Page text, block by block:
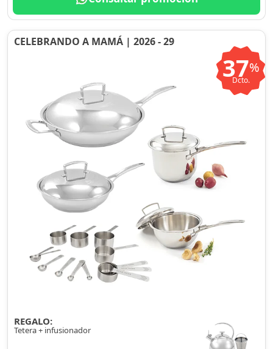
CELEBRANDO A MAMÁ | 2026 - 29
37%
Dcto.
REGALO:
Tetera + infusionador